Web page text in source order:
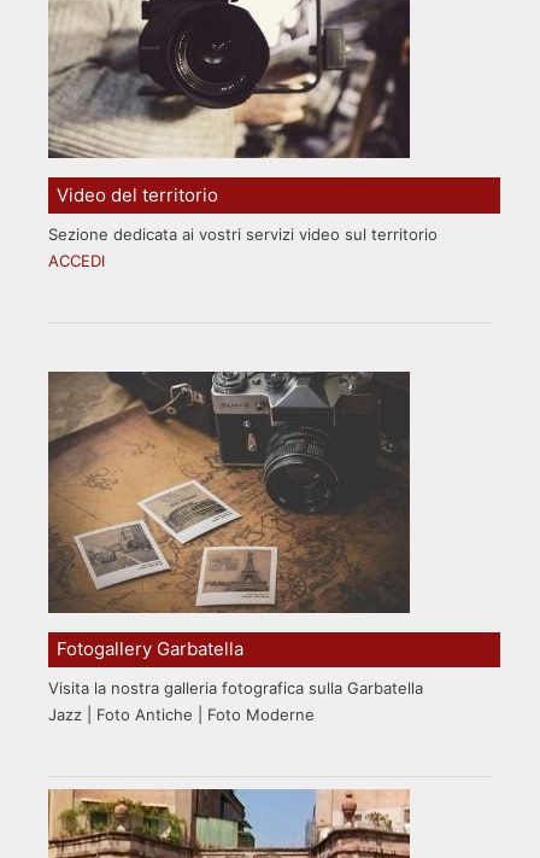
Video del territorio
Sezione dedicata ai vostri servizi video sul territorio
ACCEDI
Fotogallery Garbatella
Visita la nostra galleria fotografica sulla Garbatella
Jazz | Foto Antiche | Foto Moderne